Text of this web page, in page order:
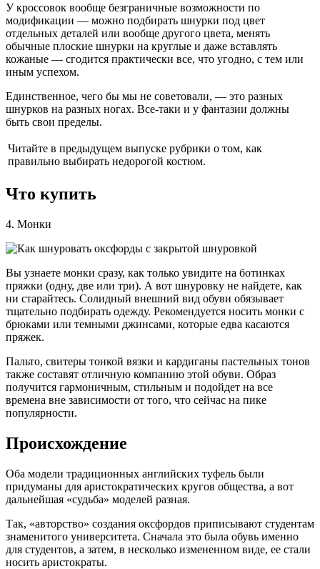
У кроссовок вообще безграничные возможности по
модификации — можно подбирать шнурки под цвет
отдельных деталей или вообще другого цвета, менять
обычные плоские шнурки на круглые и даже вставлять
кожаные — сгодится практически все, что угодно, с тем или
иным успехом.
Единственное, чего бы мы не советовали, — это разных
шнурков на разных ногах. Все-таки и у фантазии должны
быть свои пределы.
Читайте в предыдущем выпуске рубрики о том, как
правильно выбирать недорогой костюм.
Что купить
4. Монки
Вы узнаете монки сразу, как только увидите на ботинках
пряжки (одну, две или три). А вот шнуровку не найдете, как
ни старайтесь. Солидный внешний вид обуви обязывает
тщательно подбирать одежду. Рекомендуется носить монки с
брюками или темными джинсами, которые едва касаются
пряжек.
Пальто, свитеры тонкой вязки и кардиганы пастельных тонов
также составят отличную компанию этой обуви. Образ
получится гармоничным, стильным и подойдет на все
времена вне зависимости от того, что сейчас на пике
популярности.
Происхождение
Оба модели традиционных английских туфель были
придуманы для аристократических кругов общества, а вот
дальнейшая «судьба» моделей разная.
Так, «авторство» создания оксфордов приписывают студентам
знаменитого университета. Сначала это была обувь именно
для студентов, а затем, в несколько измененном виде, ее стали
носить аристократы.